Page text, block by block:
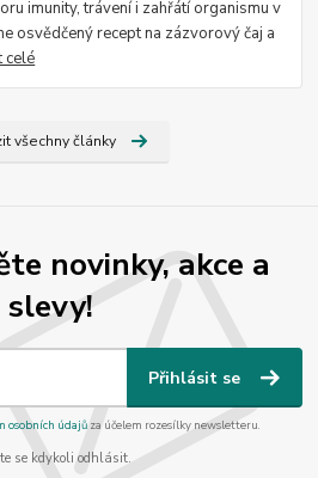
imunity, trávení i zahřátí organismu v
osvědčený recept na zázvorový čaj a
celé
všechny články
novinky, akce a
slevy!
Přihlásit se
osobních údajůza účelem rozesílky newsletteru.
se kdykoli odhlásit.